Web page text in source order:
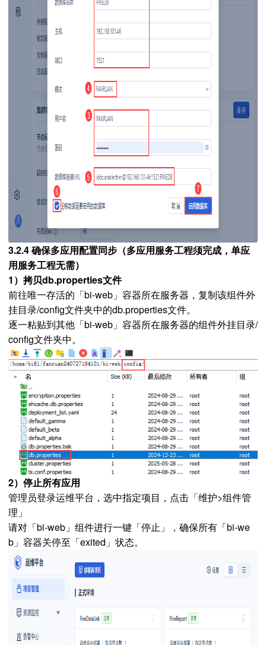
3.2.4 确保多应用配置同步（多应用服务工程须完成，单应
用服务工程无需）
1）拷贝db.properties文件
前往唯一存活的「bi-web」容器所在服务器，复制该组件外
挂目录/config文件夹中的db.properties文件。
逐一粘贴到其他「bi-web」容器所在服务器的组件外挂目录/
config文件夹中。
2）停止所有应用
管理员登录运维平台，选中指定项目，点击「维护>组件管
理」
请对「bi-web」组件进行一键「停止」，确保所有「bi-we
b」容器关停至「exited」状态。